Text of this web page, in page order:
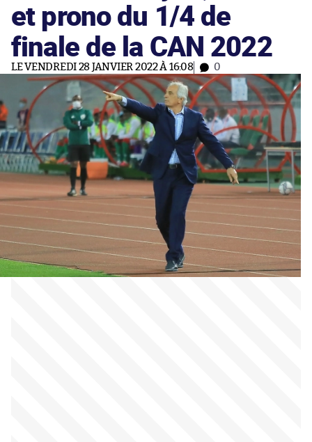
et prono du 1/4 de
finale de la CAN 2022
LE VENDREDI 28 JANVIER 2022 À 16:08 0